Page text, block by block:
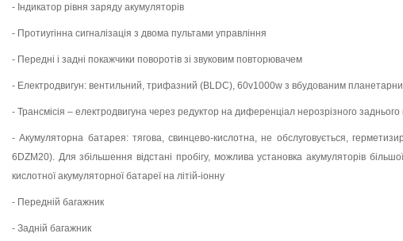
- Індикатор рівня заряду акумуляторів
- Протиугінна сигналізація з двома пультами управління
- Передні і задні покажчики поворотів зі звуковим повторювачем
- Електродвигун: вентильний, трифазний (BLDC), 60v1000w з вбудованим
- Трансмісія – електродвигуна через редуктор на диференціал нерозрізного
- Акумуляторна батарея: тягова, свинцево-кислотна, не обслуговується,
6DZM20). Для збільшення відстані пробігу, можлива установка акумуляторів
кислотної акумуляторної батареї на літій-іонну
- Передній багажник
- Задній багажник